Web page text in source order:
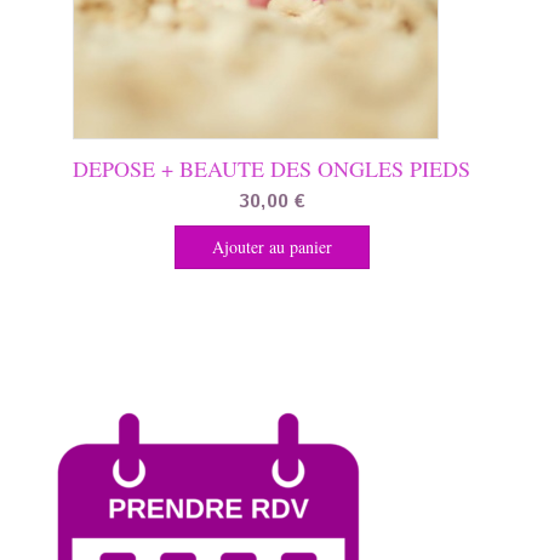
DEPOSE + BEAUTE DES ONGLES PIEDS
30,00 €
Ajouter au panier